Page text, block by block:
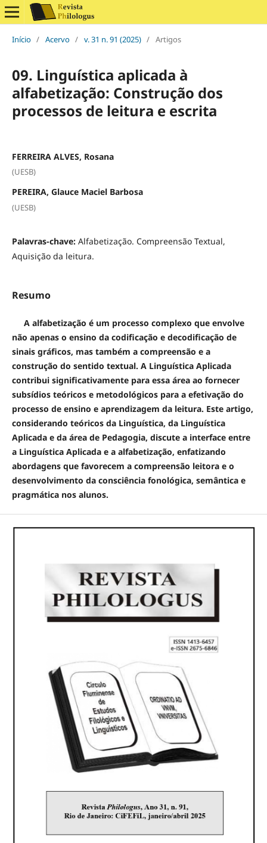
Início / Acervo / v. 31 n. 91 (2025) / Artigos
09. Linguística aplicada à
alfabetização: Construção dos
processos de leitura e escrita
FERREIRA ALVES, Rosana
(UESB)
PEREIRA, Glauce Maciel Barbosa
(UESB)
Palavras-chave: Alfabetização. Compreensão Textual,
Aquisição da leitura.
Resumo
A alfabetização é um processo complexo que envolve
não apenas o ensino da codificação e decodificação de
sinais gráficos, mas também a compreensão e a
construção do sentido textual. A Linguística Aplicada
contribui significativamente para essa área ao fornecer
subsídios teóricos e metodológicos para a efetivação do
processo de ensino e aprendizagem da leitura. Este artigo,
considerando teóricos da Linguística, da Linguística
Aplicada e da área de Pedagogia, discute a interface entre
a Linguística Aplicada e a alfabetização, enfatizando
abordagens que favorecem a compreensão leitora e o
desenvolvimento da consciência fonológica, semântica e
pragmática nos alunos.